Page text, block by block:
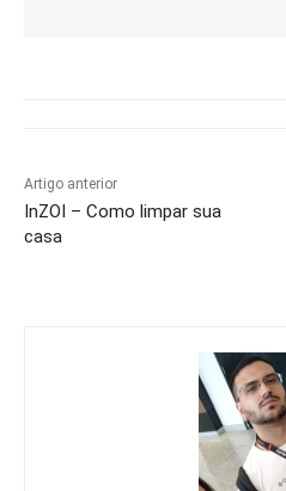
Artigo anterior
InZOI – Como limpar sua
casa